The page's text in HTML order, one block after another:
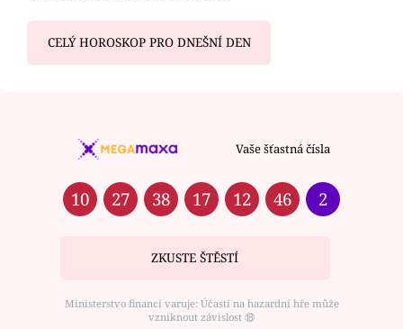
CELÝ HOROSKOP PRO DNEŠNÍ DEN
Vaše šťastná čísla
10 27 38 17 12 46 2
ZKUSTE ŠTĚSTÍ
Ministerstvo financí varuje: Účastí na hazardní hře může
vzniknout závislost ⑱